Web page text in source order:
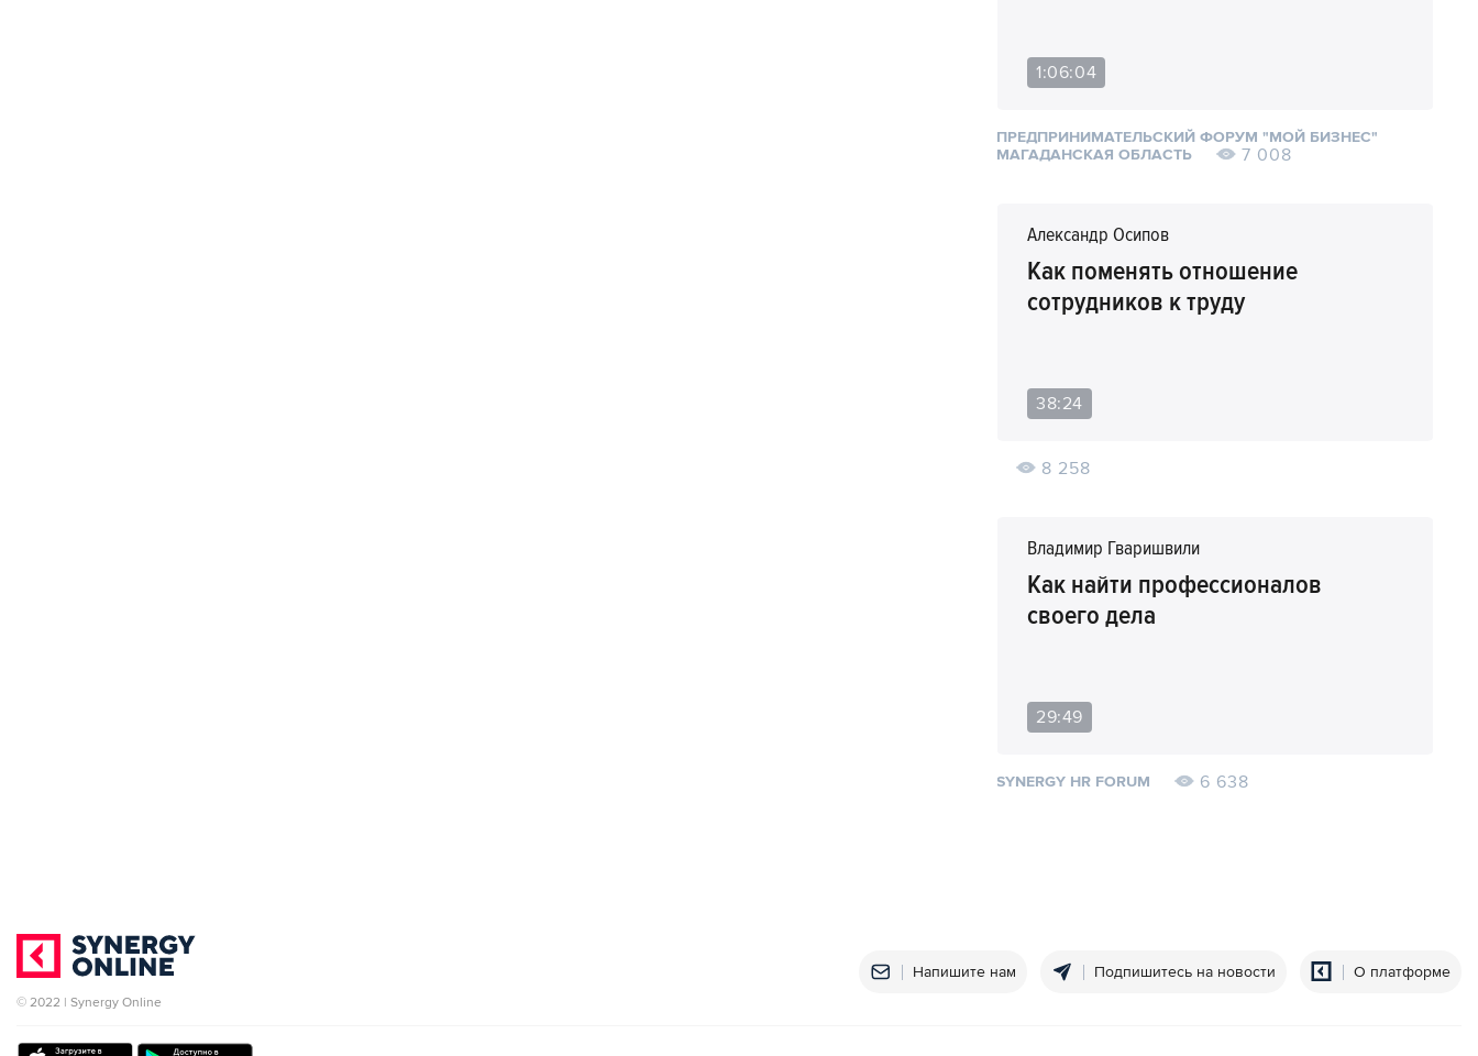
1:06:04
ПРЕДПРИНИМАТЕЛЬСКИЙ ФОРУМ "МОЙ БИЗНЕС"
МАГАДАНСКАЯ ОБЛАСТЬ
7 008
Александр Осипов
Как поменять отношение
сотрудников к труду
38:24
8 258
Владимир Гваришвили
Как найти профессионалов
своего дела
29:49
SYNERGY HR FORUM 6 638
© 2022 | Synergy Online
Напишите нам Подпишитесь на новости О платформе